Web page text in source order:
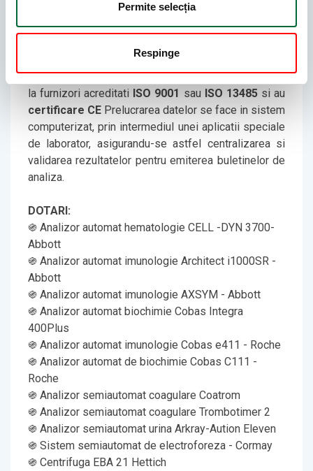
Permite selecția
Respinge
certificare acordata de catre RENAR - Asociatia de
Acreditare din Romania.
la Institutul National de Metrologie Legala conform
cerintelor legale din domeniu, iar reactivii provin de
la furnizori acreditati ISO 9001 sau ISO 13485si au
certificare CE Prelucrarea datelor se face in sistem
computerizat, prin intermediul unei aplicatii speciale
de laborator, asigurandu-se astfel centralizarea si
validarea rezultatelor pentru emiterea buletinelor de
analiza.
DOTARI:
֍ Analizor automat hematologie CELL -DYN 3700-
Abbott
֍ Analizor automat imunologie Architect i1000SR -
Abbott
֍ Analizor automat imunologie AXSYM - Abbott
֍ Analizor automat biochimie Cobas Integra
400Plus
֍ Analizor automat imunologie Cobas e411 - Roche
֍ Analizor automat de biochimie Cobas C111 -
Roche
֍ Analizor semiautomat coagulare Coatrom
֍ Analizor semiautomat coagulare Trombotimer 2
֍ Analizor semiautomat urina Arkray-Aution Eleven
֍ Sistem semiautomat de electroforeza - Cormay
֍ Centrifuga EBA 21 Hettich